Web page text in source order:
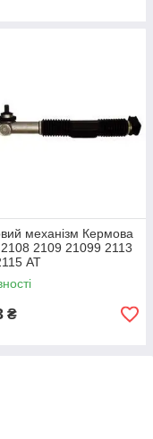
механізм Кермова
2109 21099 2113
АТ
₴